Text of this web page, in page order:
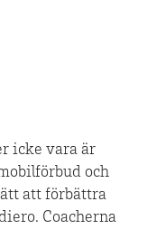
icke vara är
och
att förbättra
Coacherna